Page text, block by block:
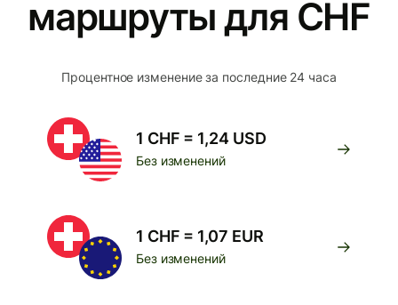
маршруты для CHF
Процентное изменение за последние 24 часа
1 CHF = 1,24 USD
Без изменений
1 CHF = 1,07 EUR
Без изменений